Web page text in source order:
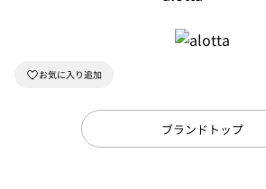
ブランドトップ